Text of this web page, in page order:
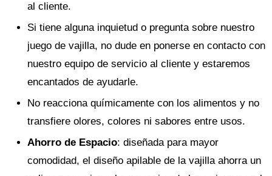
al cliente.
Si tiene alguna inquietud o pregunta sobre nuestro
juego de vajilla, no dude en ponerse en contacto con
nuestro equipo de servicio al cliente y estaremos
encantados de ayudarle.
No reacciona químicamente con los alimentos y no
transfiere olores, colores ni sabores entre usos.
Ahorro de Espacio: diseñada para mayor
comodidad, el diseño apilable de la vajilla ahorra un